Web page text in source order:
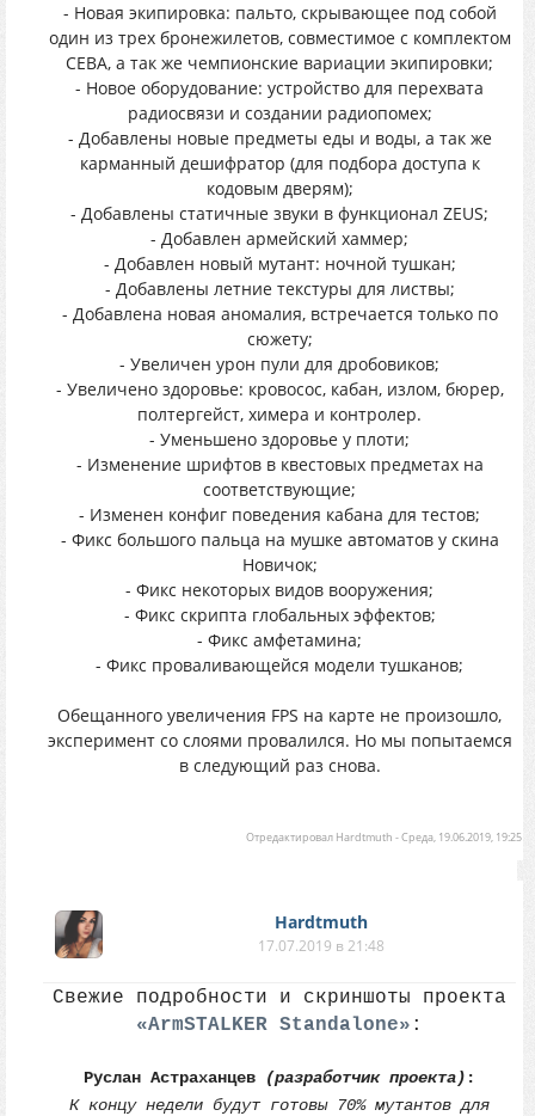
- Новая экипировка: пальто, скрывающее под собой
один из трех бронежилетов, совместимое с комплектом
СЕВА, а так же чемпионские вариации экипировки;
- Новое оборудование: устройство для перехвата
радиосвязи и создании радиопомех;
- Добавлены новые предметы еды и воды, а так же
карманный дешифратор (для подбора доступа к
кодовым дверям);
- Добавлены статичные звуки в функционал ZEUS;
- Добавлен армейский хаммер;
- Добавлен новый мутант: ночной тушкан;
- Добавлены летние текстуры для листвы;
- Добавлена новая аномалия, встречается только по
сюжету;
- Увеличен урон пули для дробовиков;
- Увеличено здоровье: кровосос, кабан, излом, бюрер,
полтергейст, химера и контролер.
- Уменьшено здоровье у плоти;
- Изменение шрифтов в квестовых предметах на
соответствующие;
- Изменен конфиг поведения кабана для тестов;
- Фикс большого пальца на мушке автоматов у скина
Новичок;
- Фикс некоторых видов вооружения;
- Фикс скрипта глобальных эффектов;
- Фикс амфетамина;
- Фикс проваливающейся модели тушканов;
Обещанного увеличения FPS на карте не произошло,
эксперимент со слоями провалился. Но мы попытаемся
в следующий раз снова.
Отредактировал Hardtmuth -Среда, 19.06.2019, 19:25
Hardtmuth
17.07.2019 в 21:48
Свежие подробности и скриншоты проекта
«ArmSTALKER Standalone» :
Руслан Астраханцев (разработчик проекта) :
К концу недели будут готовы 70% мутантов для